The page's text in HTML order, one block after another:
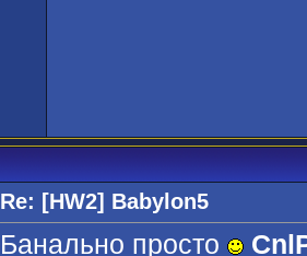
Re: [HW2] Babylon5
Банально просто